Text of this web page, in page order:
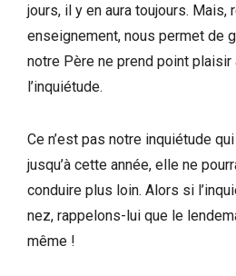
jours, il y en aura toujours. Mais,
enseignement, nous permet de
notre Père ne prend point plaisir
l’inquiétude.
Ce n’est pas notre inquiétude
jusqu’à cette année, elle ne
conduire plus loin. Alors si
nez, rappelons-lui que le
même !